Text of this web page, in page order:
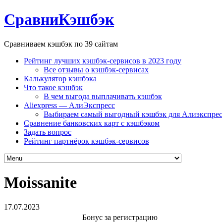
СравниКэшбэк
Сравниваем кэшбэк по 39 сайтам
Рейтинг лучших кэшбэк-сервисов в 2023 году
Все отзывы о кэшбэк-сервисах
Калькулятор кэшбэка
Что такое кэшбэк
В чем выгода выплачивать кэшбэк
Aliexpress — АлиЭкспресс
Выбираем самый выгодный кэшбэк для
Сравнение банковских карт с кэшбэком
Задать вопрос
Рейтинг партнёрок кэшбэк-сервисов
Moissanite
17.07.2023
Бонус за регистрацию